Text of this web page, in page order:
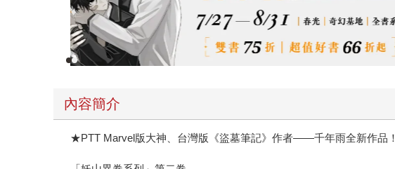
內容簡介
★PTT Marvel版大神、台灣版《盜墓筆記》作者——千年雨全新作品！